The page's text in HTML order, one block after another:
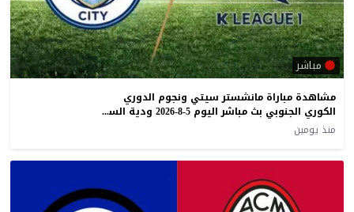
مباشر
مشاهدة مباراة مانشستر سيتي ونجوم الدوري
الكوري الجنوبي بث مباشر اليوم 5-8-2026 ودية السيتيزن على ملعب كأس العالم في سيول
منذ يومين